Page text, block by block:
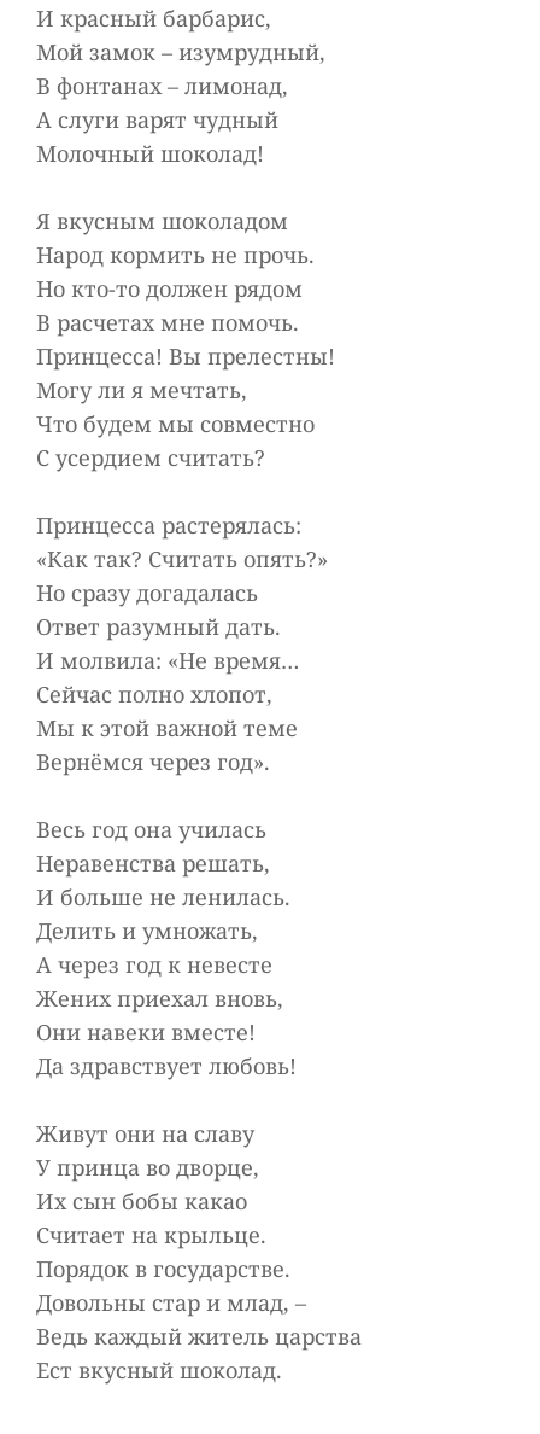
И красный барбарис,
Мой замок – изумрудный,
В фонтанах – лимонад,
А слуги варят чудный
Молочный шоколад!
Я вкусным шоколадом
Народ кормить не прочь.
Но кто-то должен рядом
В расчетах мне помочь.
Принцесса! Вы прелестны!
Могу ли я мечтать,
Что будем мы совместно
С усердием считать?
Принцесса растерялась:
«Как так? Считать опять?»
Но сразу догадалась
Ответ разумный дать.
И молвила: «Не время…
Сейчас полно хлопот,
Мы к этой важной теме
Вернёмся через год».
Весь год она училась
Неравенства решать,
И больше не ленилась.
Делить и умножать,
А через год к невесте
Жених приехал вновь,
Они навеки вместе!
Да здравствует любовь!
Живут они на славу
У принца во дворце,
Их сын бобы какао
Считает на крыльце.
Порядок в государстве.
Довольны стар и млад, –
Ведь каждый житель царства
Ест вкусный шоколад.